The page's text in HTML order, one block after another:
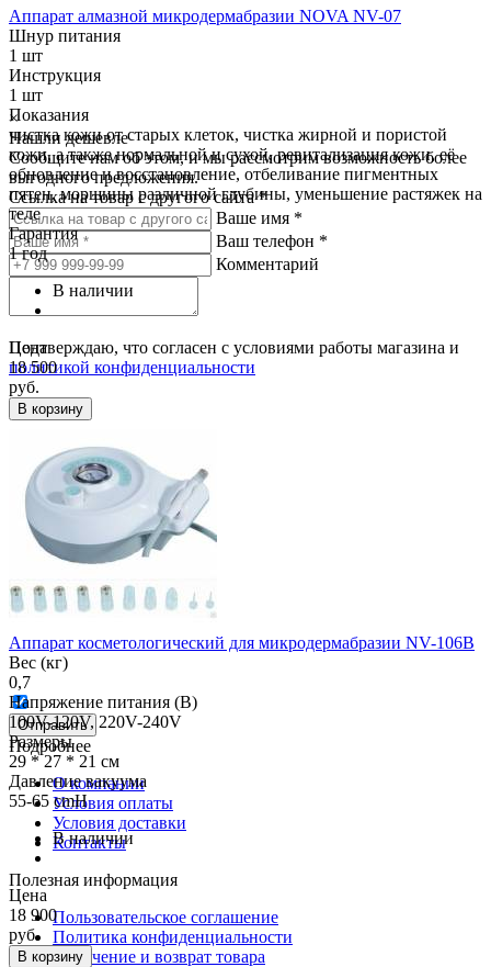
Аппарат алмазной микродермабразии NOVA NV-07
Шнур питания
1 шт
Инструкция
1 шт
Показания
чистка кожи от старых клеток, чистка жирной и пористой
кожи, а также нормальной и сухой, ревитализация кожи, её
обновление и восстановление, отбеливание пигментных
пятен, морщины различной глубины, уменьшение растяжек на
теле
Гарантия
1 год
В наличии
Цена
18 500
руб.
В корзину
Аппарат косметологический для микродермабразии NV-106B
Вес (кг)
0,7
Напряжение питания (В)
100V-120V, 220V-240V
Размеры
29 * 27 * 21 см
Давление вакуума
55-65 cmH
В наличии
Цена
18 900
руб.
В корзину
×
Нашли дешевле
Сообщите нам об этом, и мы рассмотрим возможность более
выгодного предложения.
Ссылка на товар с другого сайта *
Ваше имя *
Ваш телефон *
Комментарий
Подтверждаю, что согласен с условиями работы магазина и
политикой конфиденциальности
Отправить
Подробнее
О компании
Условия оплаты
Условия доставки
Контакты
Полезная информация
Пользовательское соглашение
Политика конфиденциальности
Получение и возврат товара